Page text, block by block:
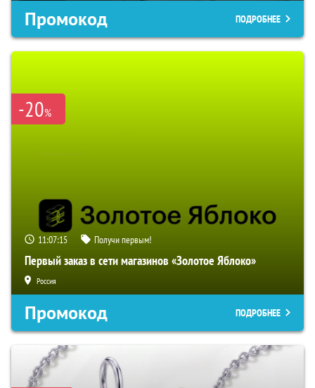
Промокод ПОДРОБНЕЕ
-20%
11:07:13 Получи первым!
Первый заказ в сети магазинов «Золотое Яблоко»
Россия
Промокод ПОДРОБНЕЕ